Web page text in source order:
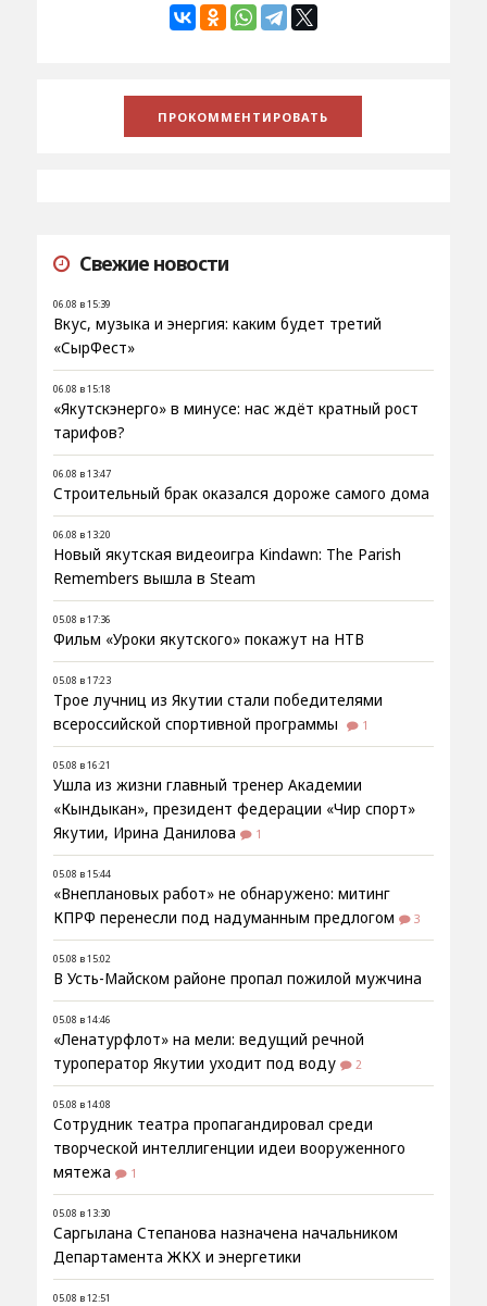
Свежие новости
06.08 в 15:39
Вкус, музыка и энергия: каким будет третий
«СырФест»
06.08 в 15:18
«Якутскэнерго» в минусе: нас ждёт кратный рост
тарифов?
06.08 в 13:47
Строительный брак оказался дороже самого дома
06.08 в 13:20
Новый якутская видеоигра Kindawn: The Parish
Remembers вышла в Steam
05.08 в 17:36
Фильм «Уроки якутского» покажут на НТВ
05.08 в 17:23
Трое лучниц из Якутии стали победителями
всероссийской спортивной программы
1
05.08 в 16:21
Ушла из жизни главный тренер Академии
«Кындыкан», президент федерации «Чир спорт»
Якутии, Ирина Данилова
1
05.08 в 15:44
«Внеплановых работ» не обнаружено: митинг
КПРФ перенесли под надуманным предлогом
3
05.08 в 15:02
В Усть-Майском районе пропал пожилой мужчина
05.08 в 14:46
«Ленатурфлот» на мели: ведущий речной
туроператор Якутии уходит под воду
2
05.08 в 14:08
Сотрудник театра пропагандировал среди
творческой интеллигенции идеи вооруженного
мятежа
1
05.08 в 13:30
Саргылана Степанова назначена начальником
Департамента ЖКХ и энергетики
05.08 в 12:51